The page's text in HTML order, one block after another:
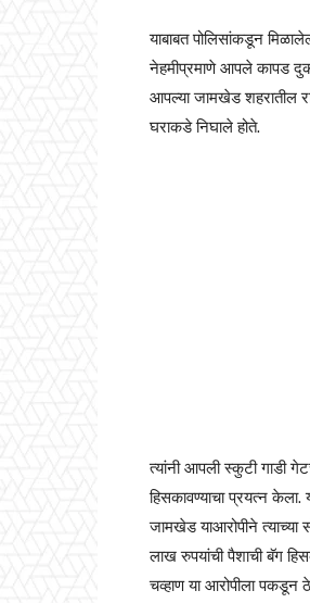
याबाबत पोलिसांकडून
नेहमीप्रमाणे आपले कापड
आपल्या जामखेड शहरातील
घराकडे निघाले होते.
त्यांनी आपली स्कुटी गाडी
हिसकावण्याचा प्रयत्न केला.
जामखेड याआरोपीने त्याच्या
लाख रुपयांची पैशाची बॅग
चव्हाण या आरोपीला पकडून